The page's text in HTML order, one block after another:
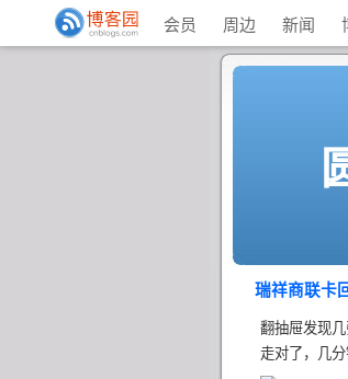
会员 周边 新闻
瑞祥商联卡
翻抽屉发现
走对了，几